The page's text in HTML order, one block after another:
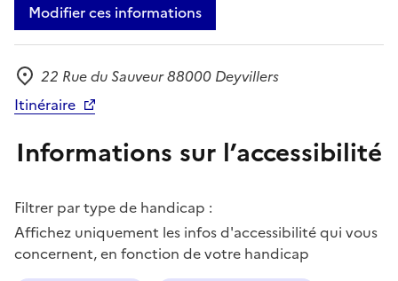
Modifier ces informations
Adresse
22 Rue du Sauveur 88000 Deyvillers
Itinéraire
Informations sur l’accessibilité
Filtrer par type de handicap :
Affichez uniquement les infos d'accessibilité qui vous
concernent, en fonction de votre handicap